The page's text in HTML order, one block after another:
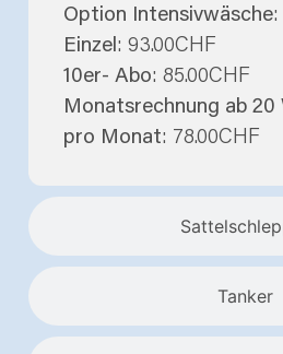
Tanker
Option Intensivwäsche:
Einzel: 93.00CHF
10er- Abo: 85.00CHF
Monatsrechnung ab 20
pro Monat: 78.00CHF